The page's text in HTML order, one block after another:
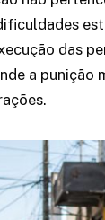
das
a punição